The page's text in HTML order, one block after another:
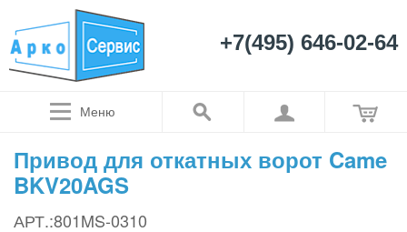
+7(495) 646-02-64
Меню
Привод для откатных ворот Came
BKV20AGS
АРТ.:801MS-0310